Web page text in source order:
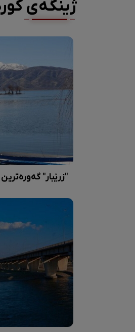
ژینگەی
"زرێبار"